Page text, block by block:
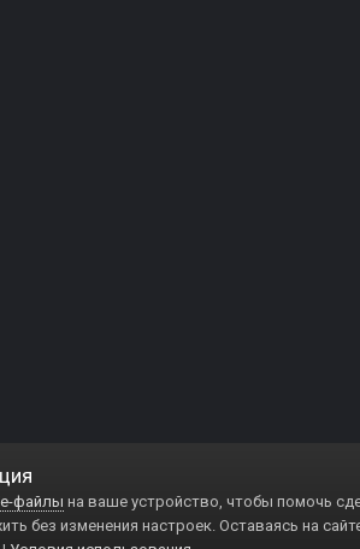
файлы на ваше устройство, чтобы помочь
без изменения настроек. Оставаясь на